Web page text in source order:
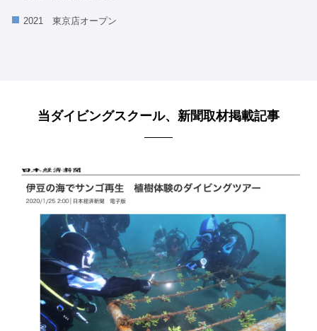
2021 東京店オープン
当ダイビングスクール、新聞取材掲載記事